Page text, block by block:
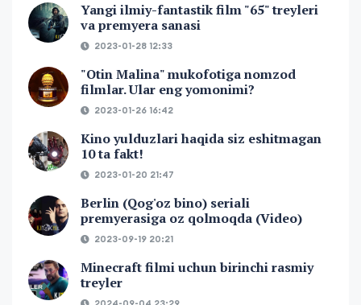
Yangi ilmiy-fantastik film "65" treyleri
va premyera sanasi
2023-01-28 12:33
"Otin Malina" mukofotiga nomzod
filmlar. Ular eng yomonimi?
2023-01-26 16:42
Kino yulduzlari haqida siz eshitmagan
10 ta fakt!
2023-01-20 21:47
Berlin (Qog'oz bino) seriali
premyerasiga oz qolmoqda (Video)
2023-09-19 20:21
Minecraft filmi uchun birinchi rasmiy
treyler